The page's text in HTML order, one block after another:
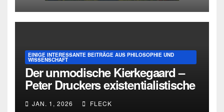
EINIGE INTERESSANTE BEITRÄGE AUS PHILOSOPHIE UND
WISSENSCHAFT
Der unmodische Kierkegaard –
Peter Druckers existentialistische
Intervention von 1933
JAN. 1, 2026 FLECK